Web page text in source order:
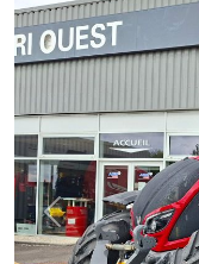
Previous